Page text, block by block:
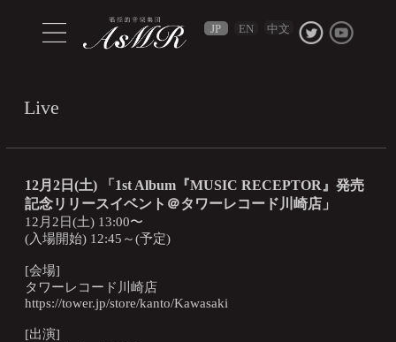
JP EN 中文
Live
12月2日(土) 「1st Album『MUSIC RECEPTOR』発売
記念リリースイベント＠タワーレコード川崎店」
12月2日(土) 13:00〜
(入場開始) 12:45～(予定)
[会場]
タワーレコード川崎店
https://tower.jp/store/kanto/Kawasaki
[出演]